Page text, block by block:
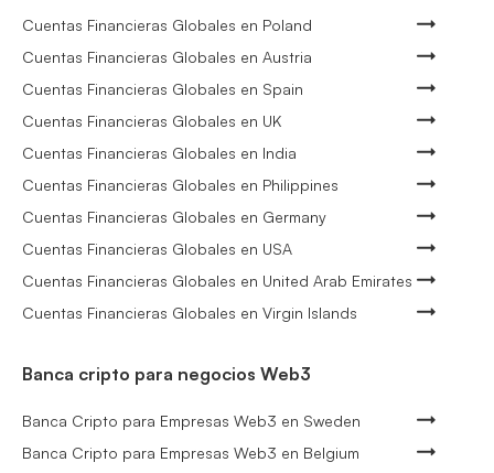
Cuentas Financieras Globales en Poland
Cuentas Financieras Globales en Austria
Cuentas Financieras Globales en Spain
Cuentas Financieras Globales en UK
Cuentas Financieras Globales en India
Cuentas Financieras Globales en Philippines
Cuentas Financieras Globales en Germany
Cuentas Financieras Globales en USA
Cuentas Financieras Globales en United Arab Emirates
Cuentas Financieras Globales en Virgin Islands
Banca cripto para negocios Web3
Banca Cripto para Empresas Web3 en Sweden
Banca Cripto para Empresas Web3 en Belgium